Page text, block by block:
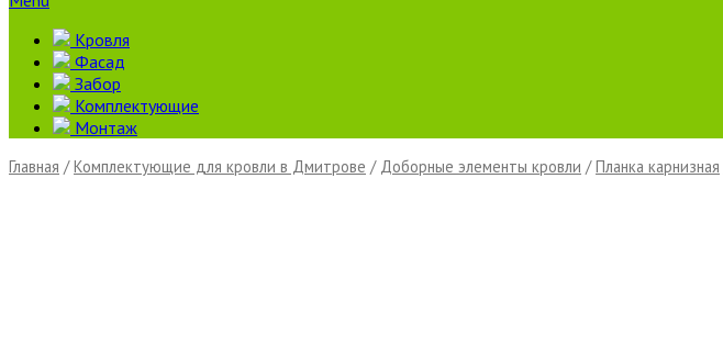
Кровля
Фасад
Забор
Комплектующие
Монтаж
Главная /Комплектующие для кровли в Дмитрове / Доборные элементы кровли /Планка карнизная